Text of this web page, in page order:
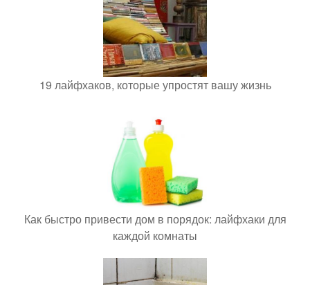
19 лайфхаков, которые упростят вашу жизнь
Как быстро привести дом в порядок: лайфхаки для
каждой комнаты